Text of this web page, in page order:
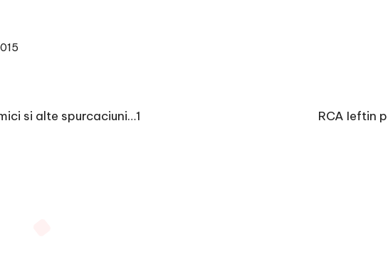
si alte spurcaciuni…1
RCA Ieftin